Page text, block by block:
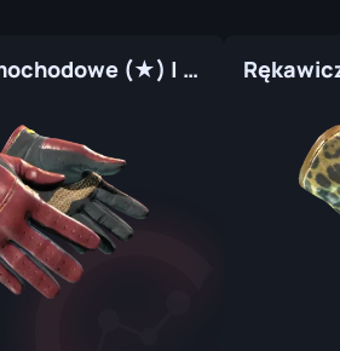
Rękawiczki samochodowe (★) | Rezan Czerwony (prosto z fabryki)